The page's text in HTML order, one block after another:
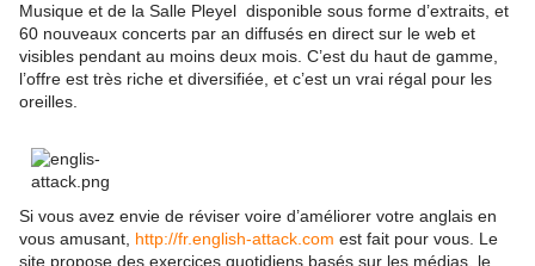
Musique et de la Salle Pleyel disponible sous forme d’extraits, et
60 nouveaux concerts par an diffusés en direct sur le web et
visibles pendant au moins deux mois. C’est du haut de gamme,
l’offre est très riche et diversifiée, et c’est un vrai régal pour les
oreilles.
Si vous avez envie de réviser voire d’améliorer votre anglais en
vous amusant, http://fr.english-attack.com est fait pour vous. Le
site propose des exercices quotidiens basés sur les médias, le